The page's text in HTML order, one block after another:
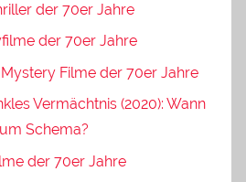
der 70er Jahre
der 70er Jahre
Filme der 70er Jahre
Vermächtnis (2020): Wann
Schema?
der 70er Jahre